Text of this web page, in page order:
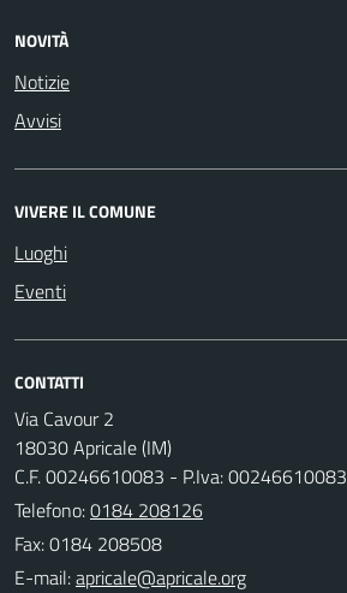
NOVITÀ
Notizie
Avvisi
VIVERE IL COMUNE
Luoghi
Eventi
CONTATTI
Via Cavour 2
18030 Apricale (IM)
C.F. 00246610083 - P.Iva: 00246610083
Telefono:0184 208126
Fax: 0184 208508
E-mail: